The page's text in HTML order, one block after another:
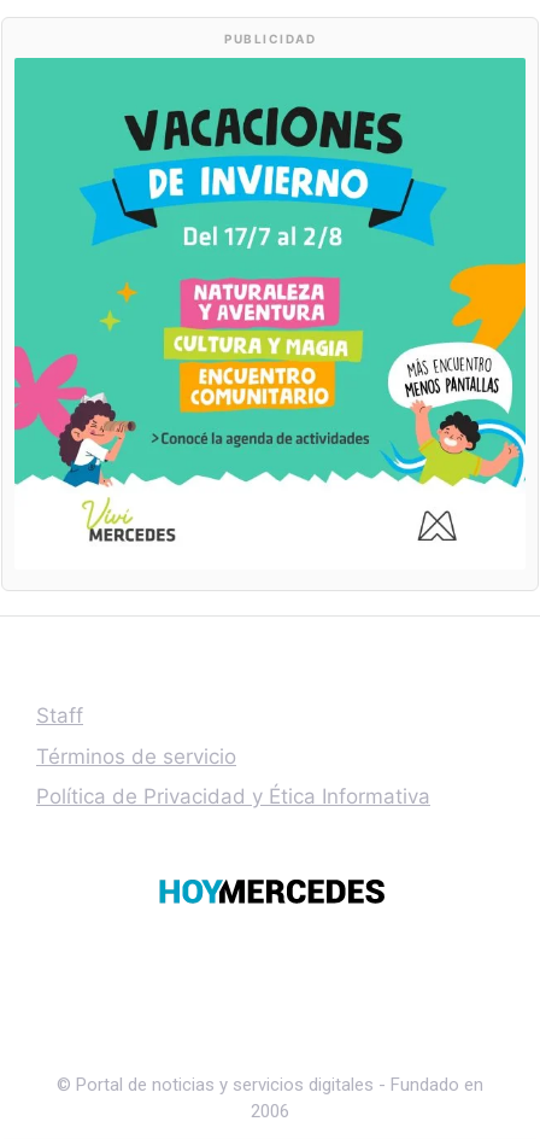
PUBLICIDAD
Staff
Términos de servicio
Política de Privacidad y Ética Informativa
© Portal de noticias y servicios digitales - Fundado en
2006